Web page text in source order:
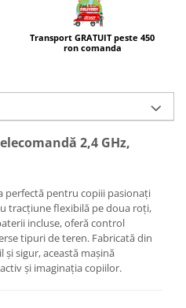
Transport GRATUIT peste 450
ron comanda
2,4 GHz,
perfectă pentru copiii pasionați
tracțiune flexibilă pe doua roți,
incluse, oferă control
tipuri de teren. Fabricată din
sigur, această mașină
și imaginația copiilor.